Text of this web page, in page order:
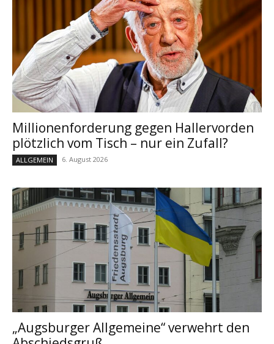
Millionenforderung gegen Hallervorden
plötzlich vom Tisch – nur ein Zufall?
ALLGEMEIN 6. August 2026
„Augsburger Allgemeine“ verwehrt den